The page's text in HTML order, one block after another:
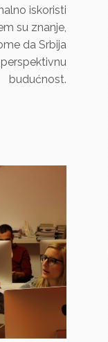
iskoristi
su znanje,
da Srbija
budućnost.